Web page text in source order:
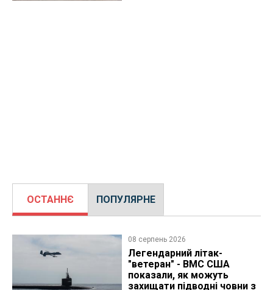
ОСТАННЄ ПОПУЛЯРНЕ
08 серпень 2026
Легендарний літак-
"ветеран" - ВМС США
показали, як можуть
захищати підводні човни з